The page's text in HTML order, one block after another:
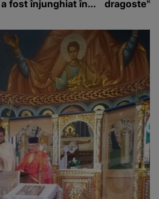
a fost înjunghiat în
lui se numără printre
suspecți
dragoste"
mediu